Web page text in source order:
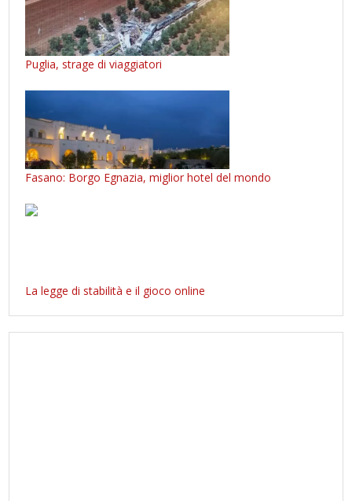
Puglia, strage di viaggiatori
Fasano: Borgo Egnazia, miglior hotel del mondo
La legge di stabilità e il gioco online